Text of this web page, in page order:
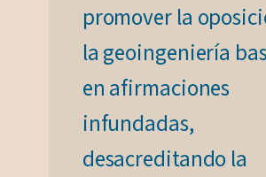
promover la
la geoingeniería
en afirmaciones
infundadas,
desacreditando la